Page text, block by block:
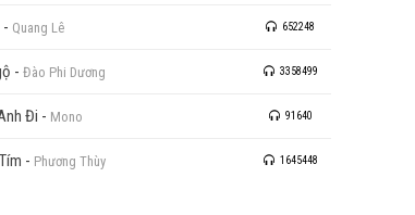
- Quang Lê 652248
- Đào Phi Dương 3358499
Đi - Mono 91640
- Phương Thùy 1645448